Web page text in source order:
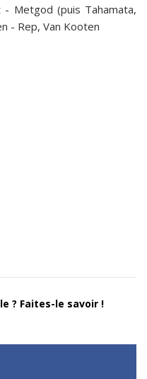
Metgod (puis Tahamata,
- Rep, Van Kooten
? Faites-le savoir !